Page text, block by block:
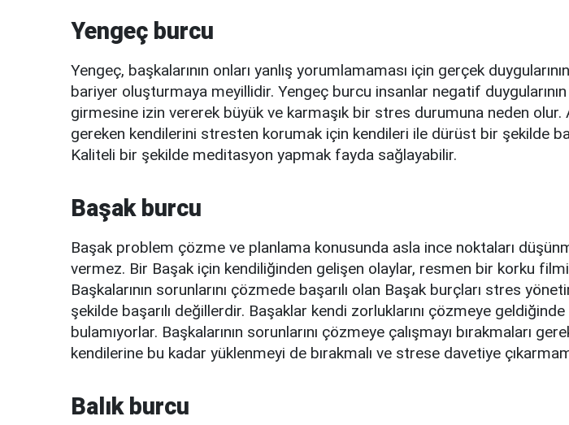
Yengeç burcu
Yengeç, başkalarının onları yanlış yorumlamaması için gerçek
bariyer oluşturmaya meyillidir. Yengeç burcu insanlar negatif duygularının
girmesine izin vererek büyük ve karmaşık bir stres durumuna neden olur.
gereken kendilerini stresten korumak için kendileri ile dürüst bir şekilde
Kaliteli bir şekilde meditasyon yapmak fayda sağlayabilir.
Başak burcu
Başak problem çözme ve planlama konusunda asla ince noktaları
vermez. Bir Başak için kendiliğinden gelişen olaylar, resmen bir korku
Başkalarının sorunlarını çözmede başarılı olan Başak burçları stres
şekilde başarılı değillerdir. Başaklar kendi zorluklarını çözmeye
bulamıyorlar. Başkalarının sorunlarını çözmeye çalışmayı bırakmaları
kendilerine bu kadar yüklenmeyi de bırakmalı ve strese davetiye
Balık burcu